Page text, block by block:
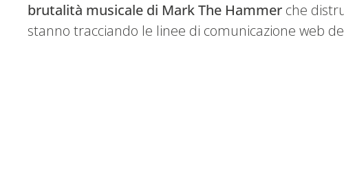
brutalità musicale di Mark The Hammer che
stanno tracciando le linee di comunicazione web